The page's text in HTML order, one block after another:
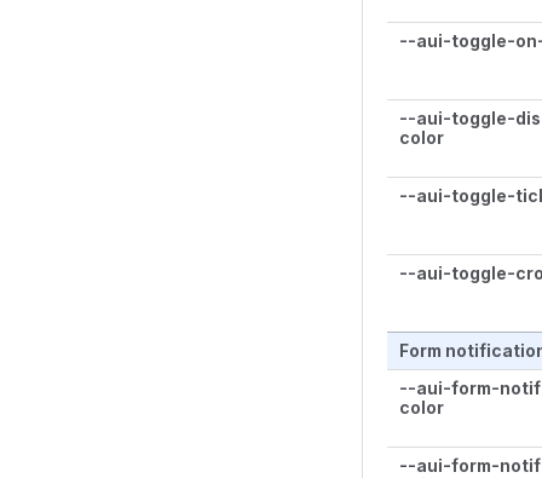
--aui-toggle-
--aui-toggle-
color
--aui-toggle-
--aui-toggle-
Form
--aui-form-
color
--aui-form-